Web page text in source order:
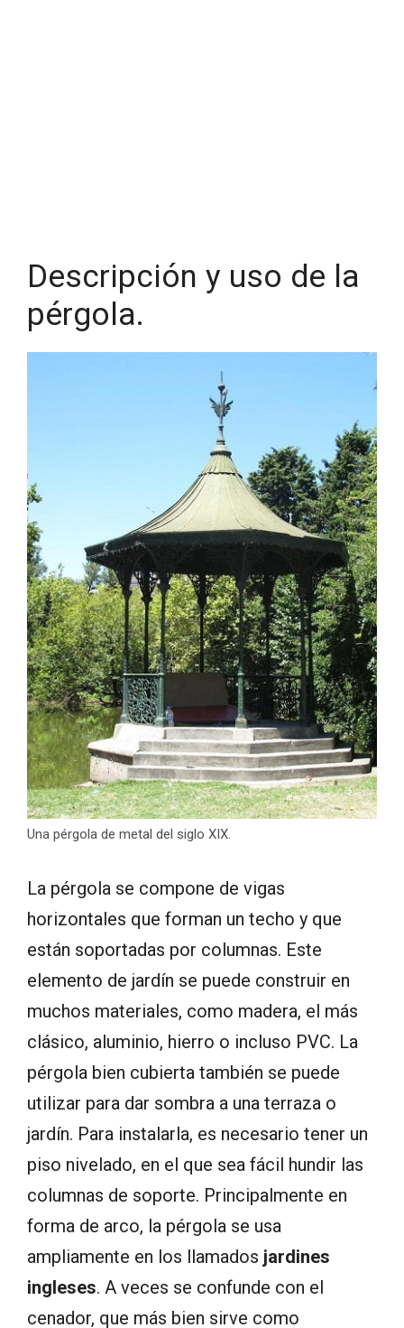
Descripción y uso de la
pérgola.
Una pérgola de metal del siglo XIX.
La pérgola se compone de vigas
horizontales que forman un techo y que
están soportadas por columnas. Este
elemento de jardín se puede construir en
muchos materiales, como madera, el más
clásico, aluminio, hierro o incluso PVC. La
pérgola bien cubierta también se puede
utilizar para dar sombra a una terraza o
jardín. Para instalarla, es necesario tener un
piso nivelado, en el que sea fácil hundir las
columnas de soporte. Principalmente en
forma de arco, la pérgola se usa
ampliamente en los llamados jardines
ingleses. A veces se confunde con el
cenador, que más bien sirve como